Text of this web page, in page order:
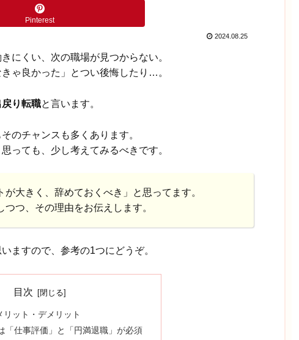
Pinterest
2024.08.25
にくい、次の職場が見つからない。
ゃ良かった」とつい後悔したり…。
戻り転職と言います。
のチャンスも多くあります。
っても、少し考えてみるべきです。
大きく、辞めておくべき」と思ってます。
つ、その理由をお伝えします。
ますので、参考の1つにどうぞ。
目次
リット・デメリット
「仕事評価」と「円満退職」が必須